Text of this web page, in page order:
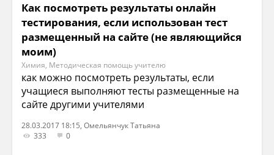
Как посмотреть результаты онлайн
тестирования, если использован тест
размещенный на сайте (не являющийся
моим)
Химия, Методическая помощь учителю
как можно посмотреть результаты, если
учащиеся выполняют тесты размещенные на
сайте другими учителями
28.03.2017 18:15, Омельянчук Татьяна
333
0